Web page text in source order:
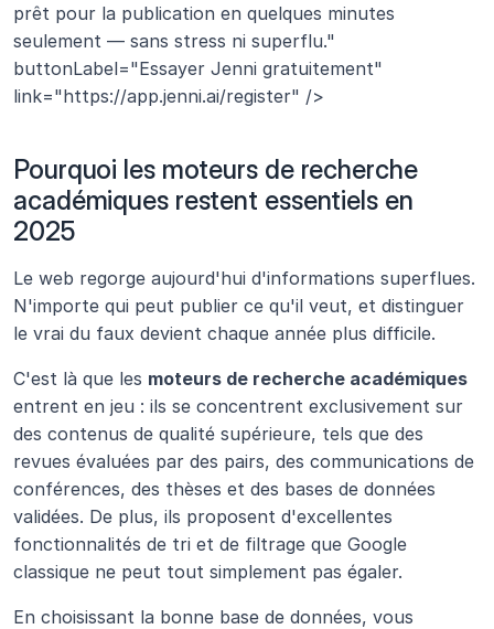
prêt pour la publication en quelques minutes
seulement — sans stress ni superflu."
buttonLabel="Essayer Jenni gratuitement"
link="https://app.jenni.ai/register" />
Pourquoi les moteurs de recherche
académiques restent essentiels en
2025
Le web regorge aujourd'hui d'informations superflues.
N'importe qui peut publier ce qu'il veut, et distinguer
le vrai du faux devient chaque année plus difficile.
C'est là que les moteurs de recherche académiques
entrent en jeu : ils se concentrent exclusivement sur
des contenus de qualité supérieure, tels que des
revues évaluées par des pairs, des communications de
conférences, des thèses et des bases de données
validées. De plus, ils proposent d'excellentes
fonctionnalités de tri et de filtrage que Google
classique ne peut tout simplement pas égaler.
En choisissant la bonne base de données, vous